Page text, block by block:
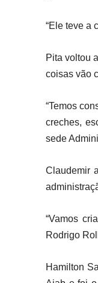
“Ele teve a
Pita voltou
coisas vão
“Temos
creches,
sede
Claudemir
“Vamos
Rodrigo
Hamilton